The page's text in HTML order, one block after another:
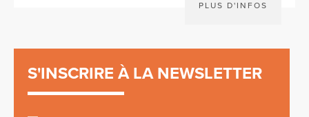
PLUS D'INFOS
S'INSCRIRE À LA NEWSLETTER